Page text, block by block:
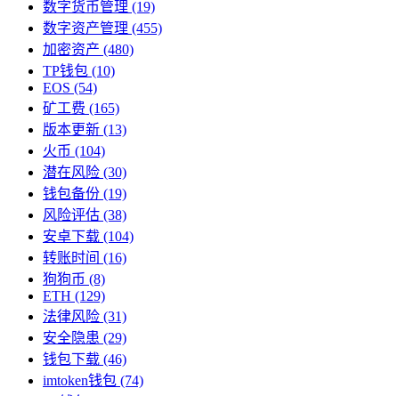
数字货币管理 (19)
数字资产管理 (455)
加密资产 (480)
TP钱包 (10)
EOS (54)
矿工费 (165)
版本更新 (13)
火币 (104)
潜在风险 (30)
钱包备份 (19)
风险评估 (38)
安卓下载 (104)
转账时间 (16)
狗狗币 (8)
ETH (129)
法律风险 (31)
安全隐患 (29)
钱包下载 (46)
imtoken钱包 (74)